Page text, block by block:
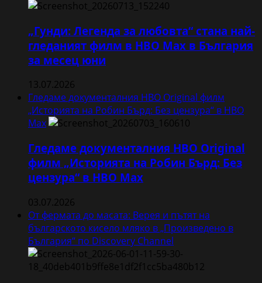
„Гунди: Легенда за любовта“ стана най-
гледаният филм в HBO Max в България
за месец юни
13.07.2026
Гледаме документалния HBO Original филм
„Историята на Робин Бърд: Без цензура“ в HBO
Max
Гледаме документалния HBO Original
филм „Историята на Робин Бърд: Без
цензура“ в HBO Max
03.07.2026
От фермата до масата: Верея и пътят на
българското кисело мляко в „Произведено в
България“ по Discovery Channel